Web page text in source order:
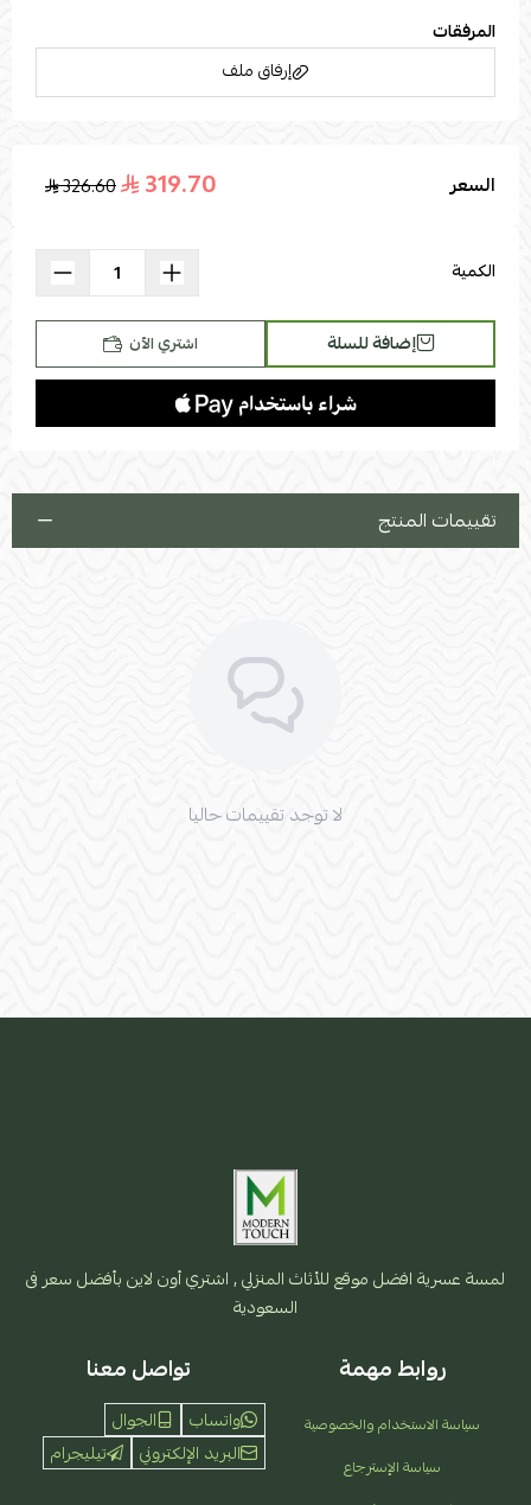
المرفقات
إرفاق ملف
اسحب و افلت الملف هنا
السعر 319.70
326.60
الكمية
إضافة للسلة اشتري الآن
تقييمات المنتج
لا توجد تقييمات حاليا
لمسة عسرية افضل موقع للأثاث المنزلي , اشتري أون لاين بأفضل سعر فى
السعودية
روابط مهمة
سياسة الاستخدام والخصوصية
سياسة الإسترجاع
تواصل معنا
واتساب
الجوال
البريد الإلكتروني
تيليجرام